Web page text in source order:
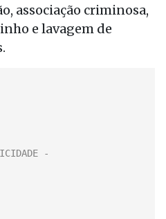
associação criminosa,
e lavagem de